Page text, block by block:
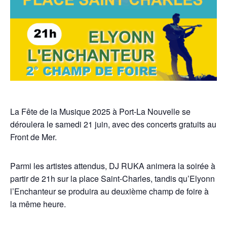
La Fête de la Musique 2025 à Port-La Nouvelle se
déroulera le samedi 21 juin, avec des concerts gratuits au
Front de Mer.
Parmi les artistes attendus, DJ RUKA animera la soirée à
partir de 21h sur la place Saint-Charles, tandis qu’Elyonn
l’Enchanteur se produira au deuxième champ de foire à
la même heure.